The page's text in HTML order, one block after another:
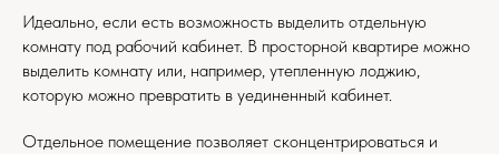
Идеально, если есть возможность выделить отдельную
комнату под рабочий кабинет. В просторной квартире можно
выделить комнату или, например, утепленную лоджию,
которую можно превратить в уединенный кабинет.
Отдельное помещение позволяет сконцентрироваться и